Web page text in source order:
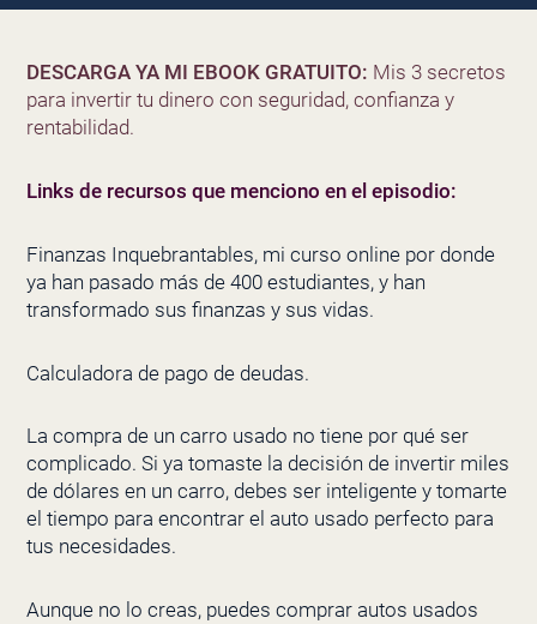
DESCARGA YA MI EBOOK GRATUITO: Mis 3 secretos
para invertir tu dinero con seguridad, confianza y
rentabilidad.
Links de recursos que menciono en el episodio:
Finanzas Inquebrantables, mi curso online por donde
ya han pasado más de 400 estudiantes, y han
transformado sus finanzas y sus vidas.
Calculadora de pago de deudas.
La compra de un carro usado no tiene por qué ser
complicado. Si ya tomaste la decisión de invertir miles
de dólares en un carro, debes ser inteligente y tomarte
el tiempo para encontrar el auto usado perfecto para
tus necesidades.
Aunque no lo creas, puedes comprar autos usados